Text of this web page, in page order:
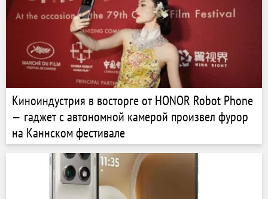
Киноиндустрия в восторге от HONOR Robot Phone
— гаджет с автономной камерой произвел фурор
на Каннском фестивале